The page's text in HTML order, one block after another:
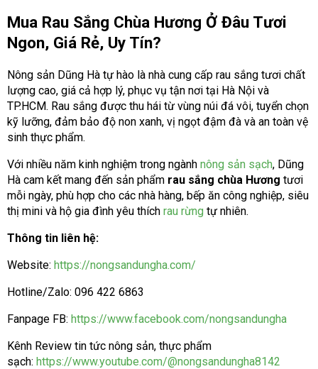
Mua Rau Sắng Chùa Hương Ở Đâu Tươi
Ngon, Giá Rẻ, Uy Tín?
Nông sản Dũng Hà tự hào là nhà cung cấp rau sắng tươi chất
lượng cao, giá cả hợp lý, phục vụ tận nơi tại Hà Nội và
TP.HCM. Rau sắng được thu hái từ vùng núi đá vôi, tuyển chọn
kỹ lưỡng, đảm bảo độ non xanh, vị ngọt đậm đà và an toàn vệ
sinh thực phẩm.
Với nhiều năm kinh nghiệm trong ngành nông sản sạch, Dũng
Hà cam kết mang đến sản phẩm rau sắng chùa Hương tươi
mỗi ngày, phù hợp cho các nhà hàng, bếp ăn công nghiệp, siêu
thị mini và hộ gia đình yêu thích rau rừng tự nhiên.
Thông tin liên hệ:
Website: https://nongsandungha.com/
Hotline/Zalo: 096 422 6863
Fanpage FB: https://www.facebook.com/nongsandungha
Kênh Review tin tức nông sản, thực phẩm
sạch: https://www.youtube.com/@nongsandungha8142